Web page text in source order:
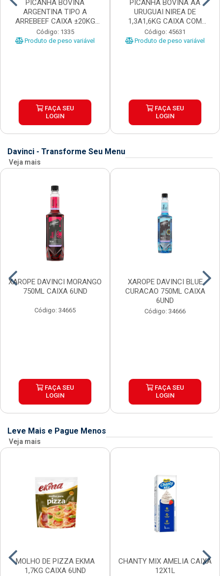
PICANHA BOVINA
ARGENTINA TIPO A
ARREBEEF CAIXA ±20KG
PEÇAS 1...
Código: 1335
Produto de peso variável
FAÇA SEU
LOGIN
PICANHA BOVINA AA
URUGUAI NIREA DE
1,3A1,6KG CAIXA COM
±15KG
Código: 45631
Produto de peso variável
FAÇA SEU
LOGIN
Davinci - Transforme Seu Menu
Veja mais
XAROPE DAVINCI MORANGO
750ML CAIXA 6UND
Código: 34665
FAÇA SEU
LOGIN
XAROPE DAVINCI BLUE
CURACAO 750ML CAIXA
6UND
Código: 34666
FAÇA SEU
LOGIN
Leve Mais e Pague Menos
Veja mais
MOLHO DE PIZZA EKMA
1,7KG CAIXA 6UND
CHANTY MIX AMELIA CAIXA
12X1L